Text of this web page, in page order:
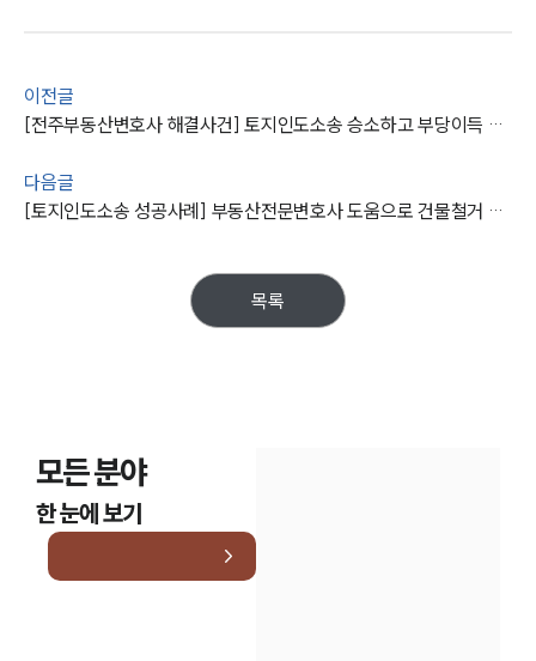
뉴스레터/브로슈어
세미나
대륜법률상담예약
대륜법률상담예약
이전글
[전주부동산변호사 해결사건] 토지인도소송 승소하고 부당이득 2300만 원 받음
다음글
[토지인도소송 성공사례] 부동산전문변호사 도움으로 건물철거 및 부당이득 청구 성공
목록
모든 분야
한 눈에 보기